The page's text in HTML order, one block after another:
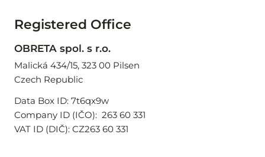
Registered Office
OBRETA spol. s r.o.
Malická 434/15, 323 00 Pilsen
Czech Republic
Data Box ID: 7t6qx9w
Company ID (IČO):  263 60 331
VAT ID (DIČ): CZ263 60 331